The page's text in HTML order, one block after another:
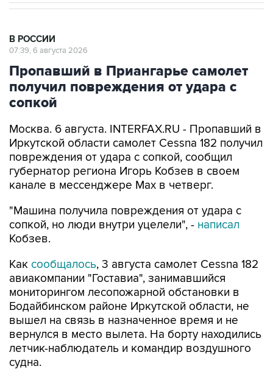
Пропавший в Приангарье самолет
получил повреждения от удара с
сопкой
Москва. 6 августа. INTERFAX.RU - Пропавший в
повреждения от удара с сопкой, сообщил
губернатор региона Игорь Кобзев в своем
канале в мессенджере Мах в четверг.
"Машина получила повреждения от удара с
Кобзев.
Каксообщалось
мониторингом лесопожарной обстановки в
Бодайбинском районе Иркутской области, не
вышел на связь в назначенное время и не
вернулся в место вылета. На борту находились
летчик-наблюдатель и командир воздушного
судна.
В поисках пропавшего самолета было